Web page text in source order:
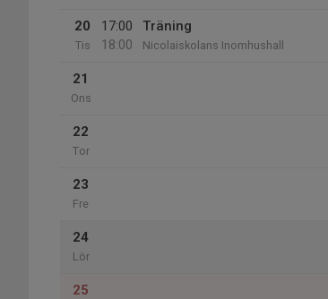
20
Tis
17:00
18:00
Träning
Nicolaiskolans Inomhushall
21
Ons
22
Tor
23
Fre
24
Lör
25